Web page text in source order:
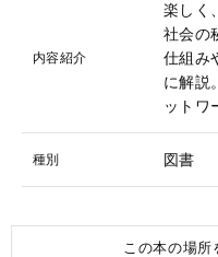
内容紹介
楽しく
社会の
仕組み
に解説
ットワ
種別 図書
この本の場所